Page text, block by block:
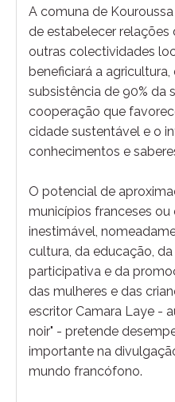
A comuna de
de estabelecer
outras colectividades
beneficiará a
subsistência de 90% da
cooperação que
cidade sustentável e o
conhecimentos e
O potencial de
municípios franceses ou
inestimável,
cultura, da educação,
participativa e da
das mulheres e das
escritor Camara Laye -
noir" - pretende
importante na
mundo francófono.